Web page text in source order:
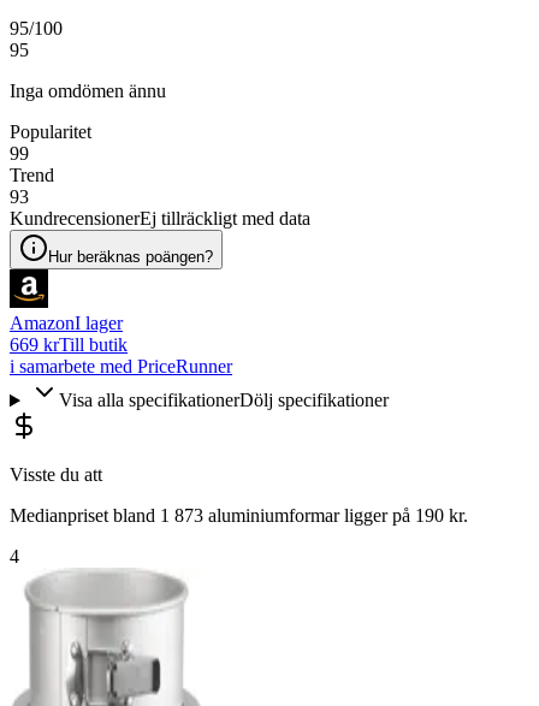
95/100
95
Inga omdömen ännu
Popularitet
99
Trend
93
KundrecensionerEj tillräckligt med data
Hur beräknas poängen?
AmazonI lager
669 krTill butik
i samarbete med PriceRunner
Visa alla specifikationerDölj specifikationer
Visste du att
Medianpriset bland 1 873 aluminiumformar ligger på 190 kr.
4